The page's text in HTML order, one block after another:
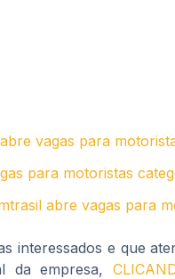
vagas para
para motoristas
abre vagas para
interessados e que
da empresa,